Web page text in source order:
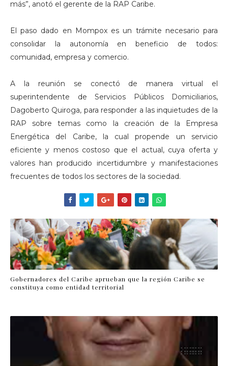
más”, anotó el gerente de la RAP Caribe.
El paso dado en Mompox es un trámite necesario para
consolidar la autonomía en beneficio de todos:
comunidad, empresa y comercio.
A la reunión se conectó de manera virtual el
superintendente de Servicios Públicos Domiciliarios,
Dagoberto Quiroga, para responder a las inquietudes de la
RAP sobre temas como la creación de la Empresa
Energética del Caribe, la cual propende un servicio
eficiente y menos costoso que el actual, cuya oferta y
valores han producido incertidumbre y manifestaciones
frecuentes de todos los sectores de la sociedad.
Gobernadores del Caribe aprueban que la región Caribe se
constituya como entidad territorial